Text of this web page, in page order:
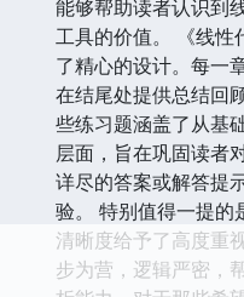
能够帮助读者认识到
工具的价值。 《线性
了精心的设计。每一
在结尾处提供总结回
些练习题涵盖了从基
层面，旨在巩固读者
详尽的答案或解答提
验。 特别值得一提的
清晰度给予了高度重
步为营，逻辑严密，